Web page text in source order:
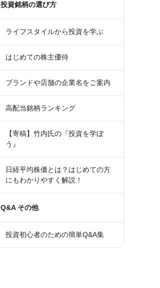
投資銘柄の選び方
ライフスタイルから投資を学ぶ
はじめての株主優待
ブランドや店舗の企業名をご案内
高配当銘柄ランキング
【寄稿】竹内氏の『投資を学ぼ
う』
日経平均株価とは？はじめての方
にもわかりやすく解説！
Q&A その他
投資初心者のための簡単Q&A集